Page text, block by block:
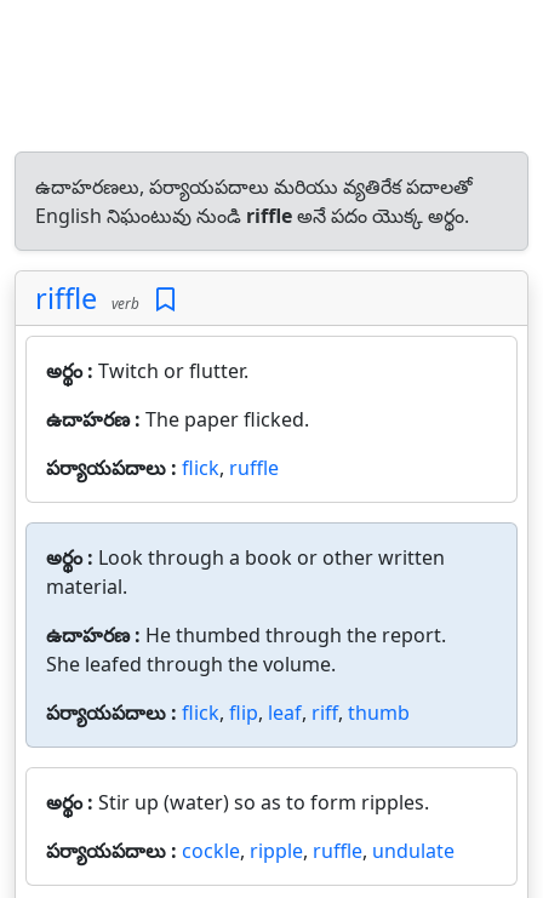
ఉదాహరణలు, పర్యాయపదాలు మరియు వ్యతిరేక పదాలతో
English నిఘంటువు నుండి riffleఅనే పదం యొక్క అర్థం.
riffle verb
అర్థం : Twitch or flutter.
ఉదాహరణ : The paper flicked.
పర్యాయపదాలు : flick, ruffle
అర్థం : Look through a book or other written
material.
ఉదాహరణ : He thumbed through the report.
She leafed through the volume.
పర్యాయపదాలు : flick, flip, leaf, riff, thumb
అర్థం : Stir up (water) so as to form ripples.
పర్యాయపదాలు : cockle, ripple, ruffle, undulate